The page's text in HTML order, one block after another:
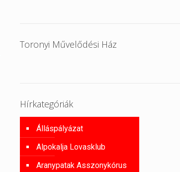
Toronyi Művelődési Ház
Hírkategóriák
Álláspályázat
Alpokalja Lovasklub
Aranypatak Asszonykórus